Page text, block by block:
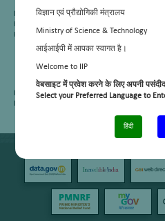
विज्ञान एवं प्रौद्योगिकी मंत्रालय
Ministry of Science & Technology
आईआईपी में आपका स्वागत है।
Welcome to IIP
वेबसाइट में प्रवेश करने के लिए अपनी
Select your Preferred Language to
हिंदी
Manoj Thapliyal
Head of Area (Lube & Wax)
manoj[dot]thapliyal[at]csir[dot]res[dot]in